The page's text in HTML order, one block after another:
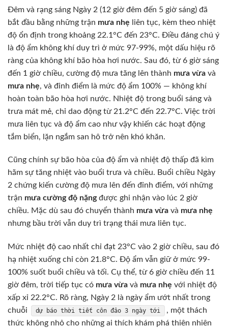
Đêm và rạng sáng Ngày 2 (12 giờ đêm đến 5 giờ sáng) đã
bắt đầu bằng những trận mưa nhẹ liên tục, kèm theo nhiệt
độ ổn định trong khoảng 22.1°C đến 23°C. Điều đáng chú ý
là độ ẩm không khí duy trì ở mức 97-99%, một dấu hiệu rõ
ràng của không khí bão hòa hơi nước. Sau đó, từ 6 giờ sáng
đến 1 giờ chiều, cường độ mưa tăng lên thành mưa vừa và
mưa nhẹ, và đỉnh điểm là mức độ ẩm 100% — không khí
hoàn toàn bão hòa hơi nước. Nhiệt độ trong buổi sáng và
trưa mát mẻ, chỉ dao động từ 21.2°C đến 22.7°C. Việc trời
mưa liên tục và độ ẩm cao như vậy khiến các hoạt động
tắm biển, lặn ngắm san hô trở nên khó khăn.
Cũng chính sự bão hòa của độ ẩm và nhiệt độ thấp đã kìm
hãm sự tăng nhiệt vào buổi trưa và chiều. Buổi chiều Ngày
2 chứng kiến cường độ mưa lên đến đỉnh điểm, với những
trận mưa cường độ nặngđược ghi nhận vào lúc 2 giờ
chiều. Mặc dù sau đó chuyển thành mưa vừa và mưa nhẹ
nhưng bầu trời vẫn duy trì trạng thái mưa liên tục.
Mức nhiệt độ cao nhất chỉ đạt 23°C vào 2 giờ chiều, sau đó
hạ nhiệt xuống chỉ còn 21.8°C. Độ ẩm vẫn giữ ở mức 99-
100% suốt buổi chiều và tối. Cụ thể, từ 6 giờ chiều đến 11
giờ đêm, trời tiếp tục có mưa vừa và mưa nhẹ với nhiệt độ
xấp xỉ 22.2°C. Rõ ràng, Ngày 2 là ngày ẩm ướt nhất trong
chuỗi
dự báo thời tiết côn đảo 3 ngày tới
, một thách
thức không nhỏ cho những ai thích khám phá thiên nhiên